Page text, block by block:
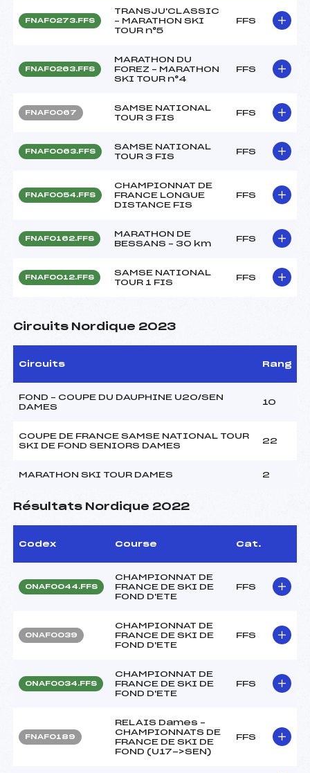
FNAF0273.FFS
TRANSJU'CLASSIC
– MARATHON SKI
TOUR n°5
FFS
FNAF0263.FFS
MARATHON DU
FOREZ – MARATHON
SKI TOUR n°4
FFS
FNAF0067
SAMSE NATIONAL
TOUR 3 FIS
FFS
FNAF0063.FFS
SAMSE NATIONAL
TOUR 3 FIS
FFS
FNAF0054.FFS
CHAMPIONNAT DE
FRANCE LONGUE
DISTANCE FIS
FFS
FNAF0162.FFS
MARATHON DE
BESSANS – 30 km
FFS
FNAF0012.FFS
SAMSE NATIONAL
TOUR 1 FIS
FFS
Circuits Nordique 2023
Circuits Rang
FOND – COUPE DU DAUPHINE U20/SEN
DAMES
10
COUPE DE FRANCE SAMSE NATIONAL TOUR
SKI DE FOND SENIORS DAMES
22
MARATHON SKI TOUR DAMES 2
Résultats Nordique 2022
Codex Course Cat.
ONAF0044.FFS
CHAMPIONNAT DE
FRANCE DE SKI DE
FOND D'ETE
FFS
ONAF0039
CHAMPIONNAT DE
FRANCE DE SKI DE
FOND D'ETE
FFS
ONAF0034.FFS
CHAMPIONNAT DE
FRANCE DE SKI DE
FOND D'ETE
FFS
FNAF0189
RELAIS Dames –
CHAMPIONNATS DE
FRANCE DE SKI DE
FOND (U17->SEN)
FFS